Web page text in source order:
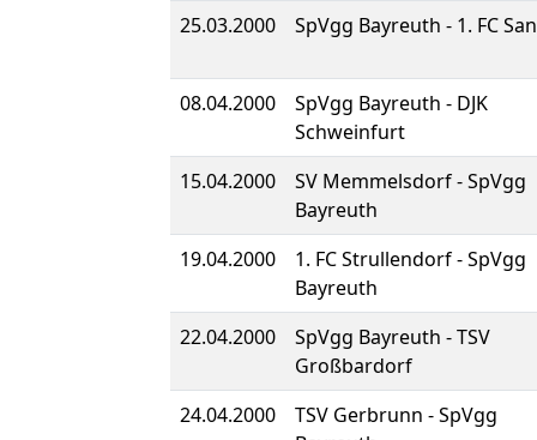
25.03.2000
SpVgg Bayreuth - 1. FC
08.04.2000
SpVgg Bayreuth - DJK
Schweinfurt
15.04.2000
SV Memmelsdorf - SpVgg
Bayreuth
19.04.2000
1. FC Strullendorf - SpVgg
Bayreuth
22.04.2000
SpVgg Bayreuth - TSV
Großbardorf
24.04.2000
TSV Gerbrunn - SpVgg